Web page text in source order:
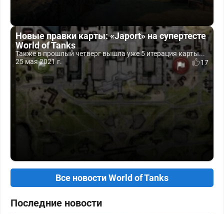
Новые правки карты: «Japort» на супертесте
World of Tanks
Также в прошлый четверг вышла уже 5 итерация карты...
25 мая 2021 г.
17
Все новости World of Tanks
Последние новости